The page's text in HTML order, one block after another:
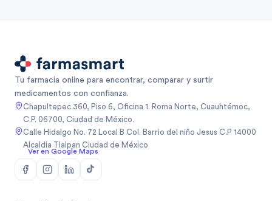
Tu farmacia online para encontrar, comparar y surtir
medicamentos con confianza.
Chapultepec 360, Piso 6, Oficina 1. Roma Norte, Cuauhtémoc,
C.P. 06700, Ciudad de México.
Calle Hidalgo No. 72 Local B Col. Barrio del niño Jesus C.P 14000
Alcaldia Tlalpan Ciudad de México
Ver en Google Maps